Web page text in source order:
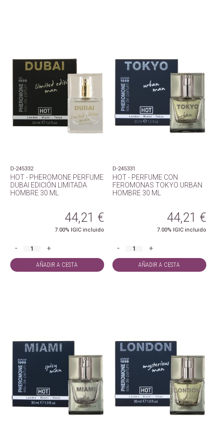
D-245332
HOT - PHEROMONE PERFUME
DUBAI EDICIÓN LIMITADA
HOMBRE 30 ML
44,21 €
7.00% IGIC incluido
- +
AÑADIR A CESTA
D-245331
HOT - PERFUME CON
FEROMONAS TOKYO URBAN
HOMBRE 30 ML
44,21 €
7.00% IGIC incluido
- +
AÑADIR A CESTA